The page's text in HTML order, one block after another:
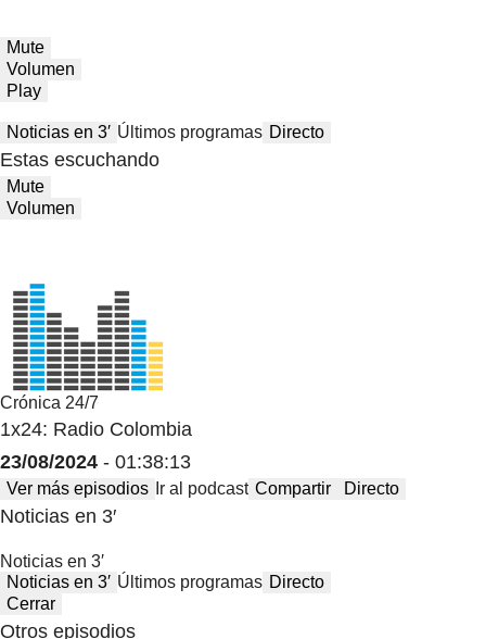
Mute
Volumen
Play
Noticias en 3′ Últimos programas Directo
Estas escuchando
Mute
Volumen
Crónica 24/7
1x24: Radio Colombia
23/08/2024 - 01:38:13
Ver más episodios Ir al podcast Compartir Directo
Noticias en 3′
Noticias en 3′
Noticias en 3′ Últimos programas Directo
Cerrar
Otros episodios